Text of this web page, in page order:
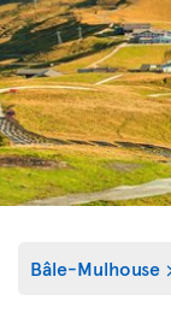
Bâle-Mulhouse